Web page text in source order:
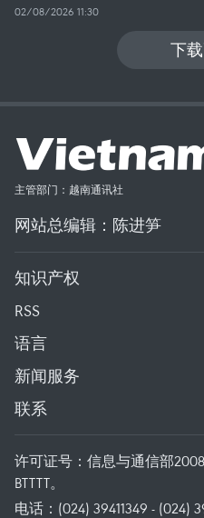
02/08/2026 11:30
下
主管部门：越南通讯社
网站总编辑：陈进笋
知识产权
RSS
语言
新闻服务
联系
许可证号：信息与通信部
BTTTT。
电话：(024) 39411349 - (024)